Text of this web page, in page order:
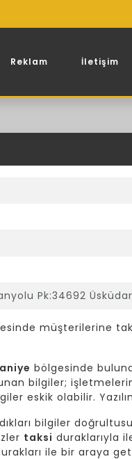
Reklam İletişim
Pk:34692
müşterilerine
bölgesinde
bilgiler;
eskik olabilir.
bilgiler
taksi duraklarıyla
ile bir araya